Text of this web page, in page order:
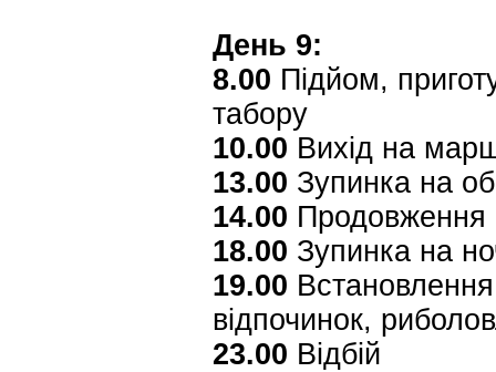
День 9:
8.00 Підйом,
табору
10.00 Вихід на
13.00 Зупинка на
14.00 Продовження
18.00 Зупинка на
19.00
відпочинок,
23.00 Відбій